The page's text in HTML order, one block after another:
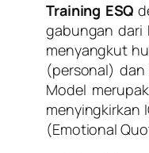
Training ESQ
gabungan dari
menyangkut
(personal) dan
Model
menyingkirkan
(Emotional